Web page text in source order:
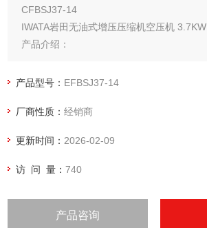
CFBSJ37-14
IWATA岩田无油式增压压缩机空压机 3.7KW
产品介绍：
产品特点：
封闭型使*效果更佳
产品型号： EFBSJ37-14
厂商性质：经销商
更新时间： 2026-02-09
访 问 量：740
产品咨询